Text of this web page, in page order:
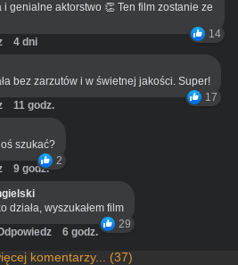
i genialne aktorstwo 👏 Ten film zostanie ze
14
4 dni
bez zarzutów i w świetnej jakości. Super!
17
11 godz.
szukać?
2
9 godz.
działa, wyszukałem film
29
6 godz.
komentarzy... (37)